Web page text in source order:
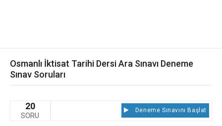
Osmanlı İktisat Tarihi Dersi Ara Sınavı Deneme
Sınav Soruları
20
SORU
Deneme Sınavını Başlat